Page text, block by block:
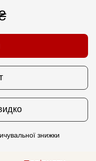
знижки